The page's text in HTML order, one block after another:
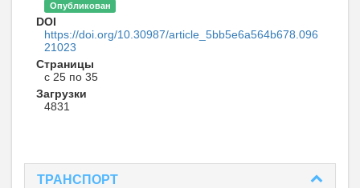
Опубликован
DOI
https://doi.org/10.30987/article_5bb5e6a564b678.096
21023
Страницы
с 25 по 35
Загрузки
4831
ТРАНСПОРТ